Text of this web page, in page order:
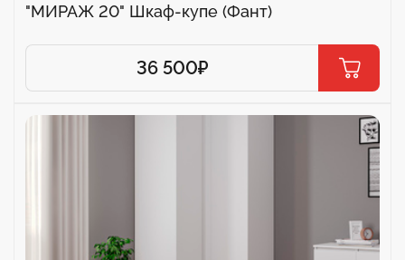
"МИРАЖ 20" Шкаф-купе (Фант)
36 500₽